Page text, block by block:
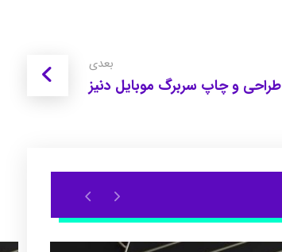
بعدی
طراحی و چاپ سربرگ موبایل دنیز